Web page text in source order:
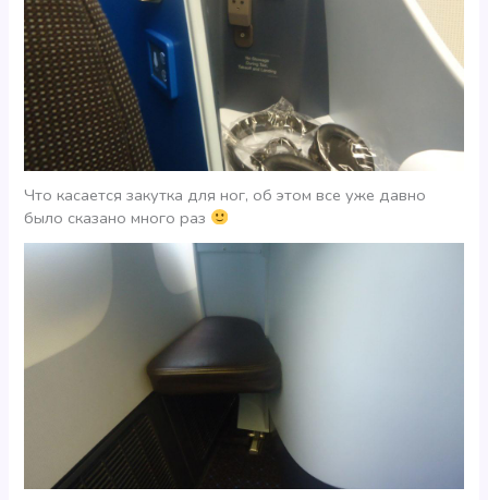
Что касается закутка для ног, об этом все уже давно
было сказано много раз